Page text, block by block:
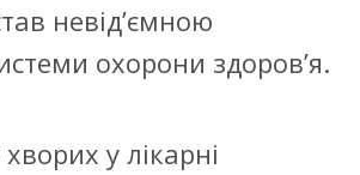
невід’ємною
охорони здоров’я.
у лікарні